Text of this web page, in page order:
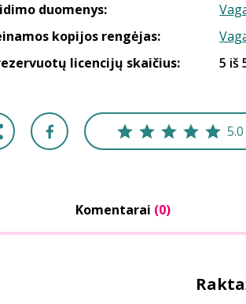
duomenys:
kopijos rengėjas:
licencijų skaičius:
5 iš
5.0
Komentarai (0)